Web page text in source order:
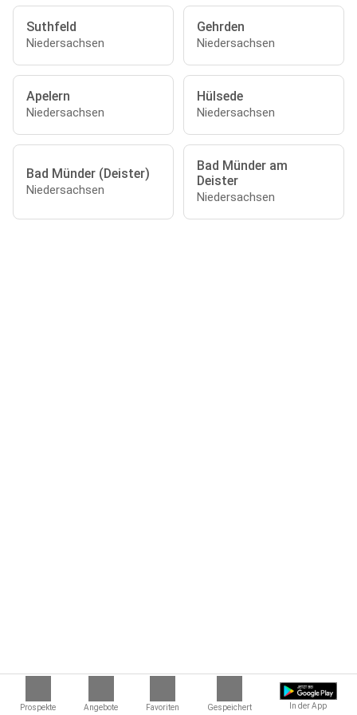
Prospekte Angebote Favoriten Gespeichert In der App
Suthfeld
Niedersachsen
Gehrden
Niedersachsen
Apelern
Niedersachsen
Hülsede
Niedersachsen
Bad Münder (Deister)
Niedersachsen
Bad Münder am
Deister
Niedersachsen